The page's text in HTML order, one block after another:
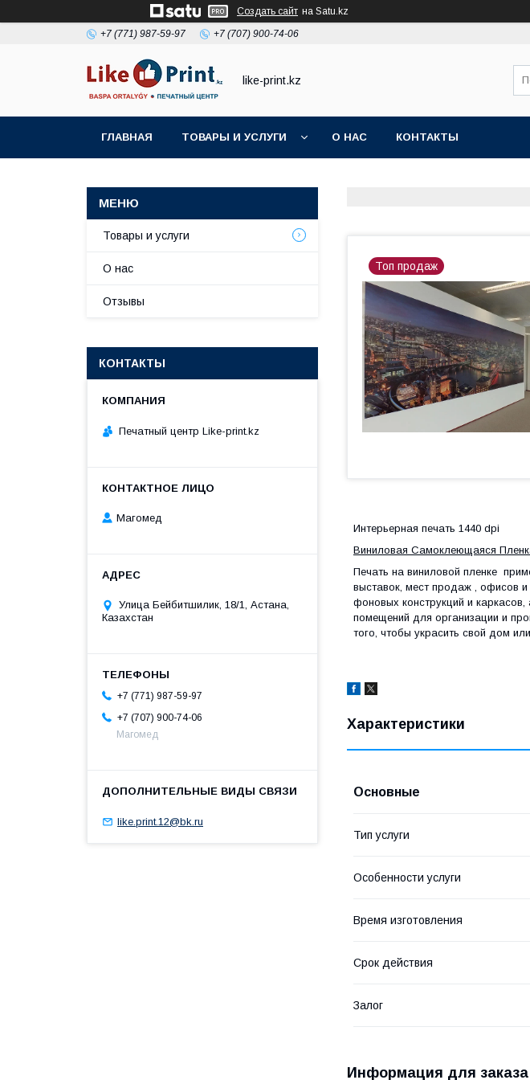
Создать сайт на Satu.kz
+7 (771) 987-59-97 +7 (707) 900-74-06
like-print.kz
ГЛАВНАЯ ТОВАРЫ И УСЛУГИ О НАС КОНТАКТЫ
Топ продаж
Интерьерная печать 1440 dpi
Виниловая Самоклеющаяся П
Печать на виниловой пленке
выставок, мест продаж , офисов
фоновых конструкций и
помещений для организации и
того, чтобы украсить свой дом
Характеристики
Основные
Тип услуги
Особенности услуги
Время изготовления
Срок действия
Залог
Информация для заказа
Товары и услуги
О нас
Отзывы
КОНТАКТЫ
Печатный центр Like-print.kz
Магомед
Улица Бейбитшилик, 18/1, Астана,
Казахстан
+7 (771) 987-59-97
+7 (707) 900-74-06
Магомед
like.print.12@bk.ru